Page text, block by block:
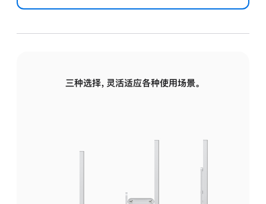
三种选择，灵活适应各种使用场景。